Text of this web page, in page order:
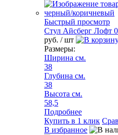
Быстрый просмотр
Стул Айсберг Лофт
руб. / шт
Размеры:
Ширина см.
38
Глубина см.
38
Высота см.
58,5
Подробнее
Купить в 1 клик
В избранное